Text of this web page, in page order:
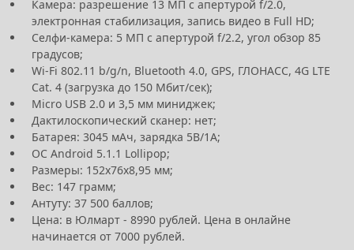
Камера: разрешение 13 МП с апертурой f/2.0,
электронная стабилизация, запись видео в Full HD;
Селфи-камера: 5 МП с апертурой f/2.2, угол обзор 85
градусов;
Wi-Fi 802.11 b/g/n, Bluetooth 4.0, GPS, ГЛОНАСС, 4G LTE
Cat. 4 (загрузка до 150 Мбит/сек);
Micro USB 2.0 и 3,5 мм миниджек;
Дактилоскопический сканер: нет;
Батарея: 3045 мАч, зарядка 5В/1А;
ОС Android 5.1.1 Lollipop;
Размеры: 152x76x8,95 мм;
Вес: 147 грамм;
Антуту: 37 500 баллов;
Цена: в Юлмарт - 8990 рублей. Цена в онлайне
начинается от 7000 рублей.